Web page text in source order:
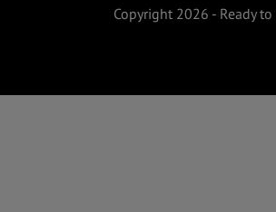
Copyright 2026 - Ready to